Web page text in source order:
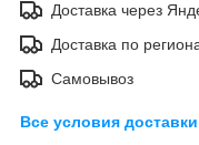
Доставка через
Доставка по
Самовывоз
Все условия доставки